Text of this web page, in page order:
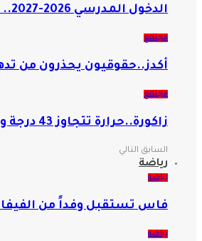
الدخول المدرسي 2026-2027.. الوزارة تحسم مواعيد التحاق التلاميذ والأطر وانطلاق الدراسة
مجتمع
أكدز..حقوقيون يحذرون من
مجتمع
زاكورة..حرارة تتجاوز 43 درجة وانقطاعات الكهرباء تزيد معاناة السكان
السابق التالي
رياضة
رياضة
فاس تستقبل وفداً من الفيفا
رياضة